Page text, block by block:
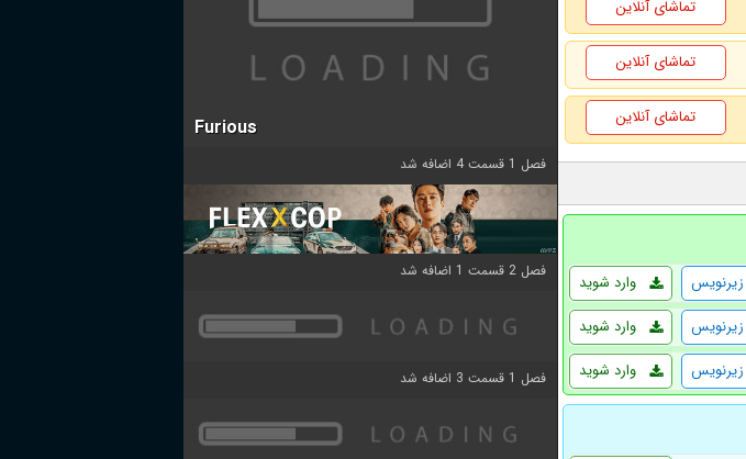
تماشای آنلاین
تماشای آنلاین
تماشای آنلاین
وارد شوید
زیرنویس
وارد شوید
زیرنویس
وارد شوید زیرنویس
Furious
فصل 1 قسمت 4 اضافه شد
فصل 2 قسمت 1 اضافه شد
فصل 1 قسمت 3 اضافه شد